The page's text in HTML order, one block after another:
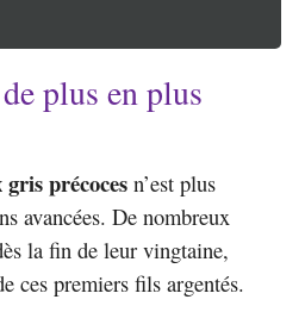
plus en plus
gris précoces n’est plus
avancées. De nombreux
la fin de leur vingtaine,
ces premiers fils argentés.